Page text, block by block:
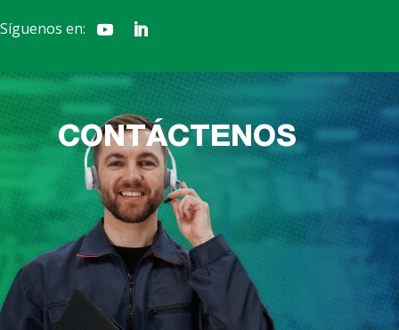
Síguenos en:
CONTÁCTENOS